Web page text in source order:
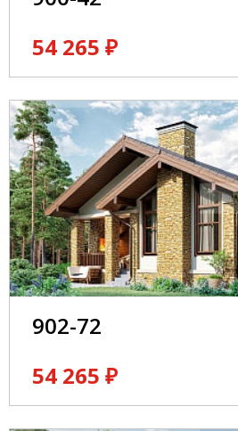
54 265 ₽
902-72
54 265 ₽